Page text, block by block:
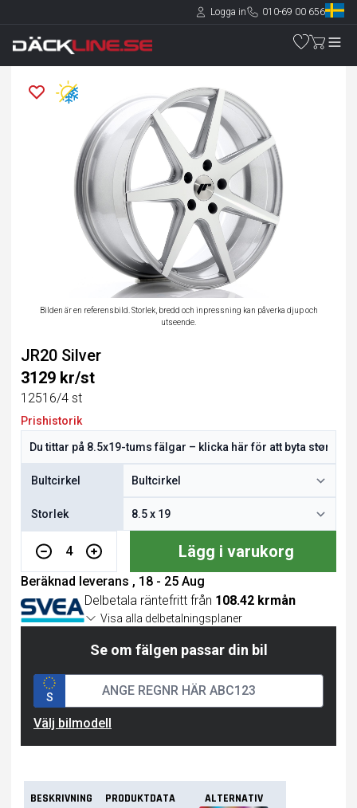
Logga in 010-69 00 656
Bilden är en referensbild. Storlek, bredd och inpressning kan påverka djup och
utseende.
JR20 Silver
3129 kr/st
12516/4 st
Prishistorik
Bultcirkel
Storlek
4 Lägg i varukorg
Beräknad leverans , 18 - 25 Aug
Delbetala räntefritt från 108.42 krmån
Visa alla delbetalningsplaner
Se om fälgen passar din bil
S
Välj bilmodell
BESKRIVNING PRODUKTDATA ALTERNATIV